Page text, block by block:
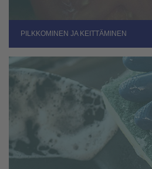
PILKKOMINEN JA KEITTÄMINEN